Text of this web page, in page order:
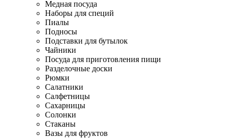
Медная посуда
Наборы для специй
Пиалы
Подносы
Подставки для бутылок
Чайники
Посуда для приготовления пищи
Разделочные доски
Рюмки
Салатники
Салфетницы
Сахарницы
Солонки
Стаканы
Вазы для фруктов